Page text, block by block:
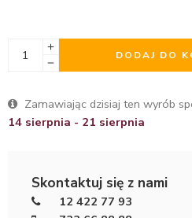
DODAJ DO
Zamawiając dzisiaj ten wyrób
14 sierpnia - 21 sierpnia
Skontaktuj się z nami
12 422 77 93